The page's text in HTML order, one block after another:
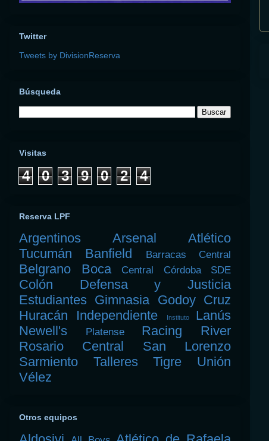
Twitter
Tweets by DivisionReserva
Búsqueda
Visitas
4 0 3 9 0 2 4
Reserva LPF
Argentinos Arsenal
Atlético
Tucumán
Banfield Barracas Central
Belgrano Boca Central Córdoba SDE
Colón
Defensa y Justicia
Estudiantes Gimnasia Godoy Cruz
Huracán
Independiente Instituto
Lanús
Newell's
Platense Racing
River
Rosario Central
San Lorenzo
Sarmiento
Talleres Tigre
Unión
Vélez
Otros equipos